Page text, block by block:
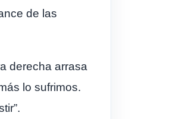
de las
derecha arrasa
lo sufrimos.